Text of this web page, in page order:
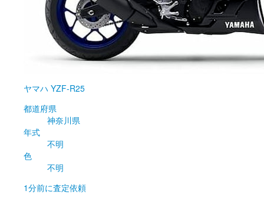
ヤマハ YZF-R25
都道府県
神奈川県
年式
不明
色
不明
1分前に査定依頼